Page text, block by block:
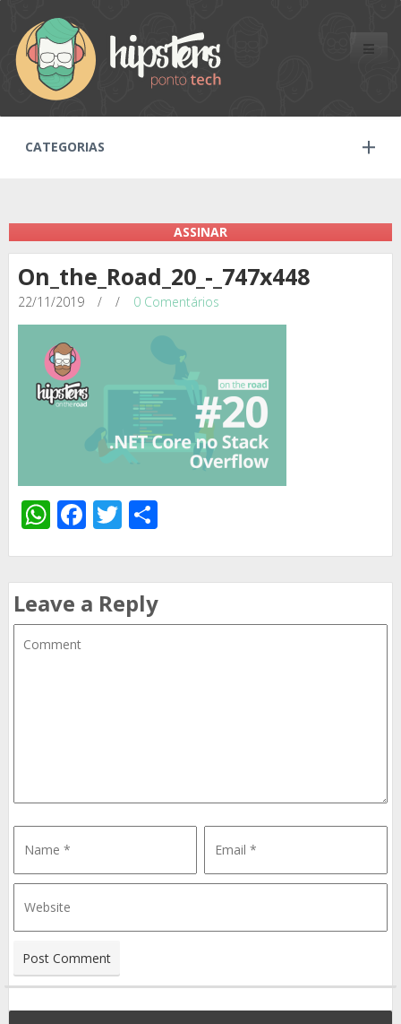
Toggle
CATEGORIAS
ASSINAR
On_the_Road_20_-_747x448
22/11/2019 / / 0 Comentários
WhatsApp
Facebook
Twitter
Leave a Reply